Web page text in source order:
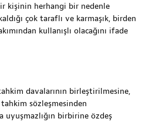
kişinin herhangi bir nedenle
çok taraflı ve karmaşık, birden
kullanışlı olacağını ifade
davalarının birleştirilmesine,
sözleşmesinden
uyuşmazlığın birbirine özdeş